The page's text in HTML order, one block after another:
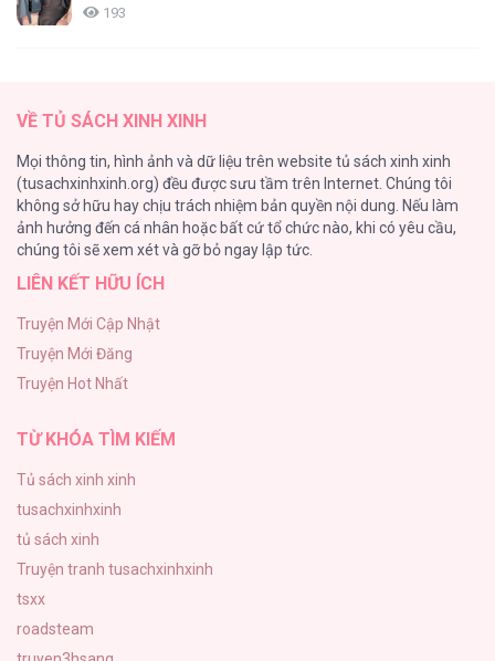
193
184
Cuộc Sống Sung Sướng Trong Tù
140
Đứa Nhỏ Không Phải Là Con Anh
Mùa Xuân Hoa Nở
104
VỀ TỦ SÁCH XINH XINH
Mọi thông tin, hình ảnh và dữ liệu trên website tủ sách xinh xinh
(tusachxinhxinh.org) đều được sưu tầm trên Internet. Chúng tôi
không sở hữu hay chịu trách nhiệm bản quyền nội dung. Nếu làm
ảnh hưởng đến cá nhân hoặc bất cứ tổ chức nào, khi có yêu cầu,
chúng tôi sẽ xem xét và gỡ bỏ ngay lập tức.
LIÊN KẾT HỮU ÍCH
Truyện Mới Cập Nhật
Truyện Mới Đăng
Truyện Hot Nhất
TỪ KHÓA TÌM KIẾM
Tủ sách xinh xinh
tusachxinhxinh
tủ sách xinh
Truyện tranh tusachxinhxinh
tsxx
roadsteam